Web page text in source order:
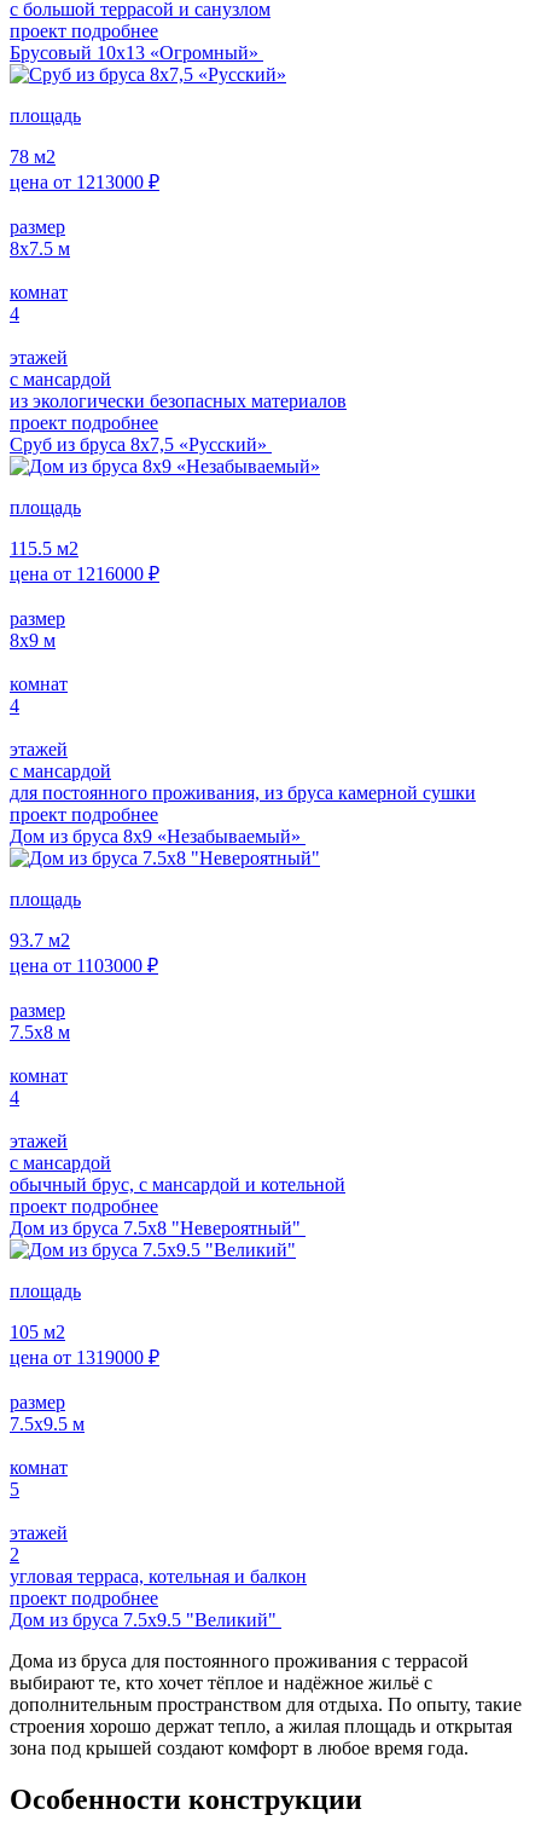
с большой террасой и санузлом
проект подробнее
Брусовый 10х13 «Огромный»
площадь
78 м2
цена от 1213000 ₽
размер
8х7.5 м
комнат
4
этажей
с мансардой
из экологически безопасных материалов
проект подробнее
Сруб из бруса 8х7,5 «Русский»
площадь
115.5 м2
цена от 1216000 ₽
размер
8х9 м
комнат
4
этажей
с мансардой
для постоянного проживания, из бруса камерной сушки
проект подробнее
Дом из бруса 8х9 «Незабываемый»
площадь
93.7 м2
цена от 1103000 ₽
размер
7.5х8 м
комнат
4
этажей
с мансардой
обычный брус, с мансардой и котельной
проект подробнее
Дом из бруса 7.5х8 "Невероятный"
площадь
105 м2
цена от 1319000 ₽
размер
7.5х9.5 м
комнат
5
этажей
2
угловая терраса, котельная и балкон
проект подробнее
Дом из бруса 7.5х9.5 "Великий"
Дома из бруса для постоянного проживания с террасой
выбирают те, кто хочет тёплое и надёжное жильё с
дополнительным пространством для отдыха. По опыту, такие
строения хорошо держат тепло, а жилая площадь и открытая
зона под крышей создают комфорт в любое время года.
Особенности конструкции